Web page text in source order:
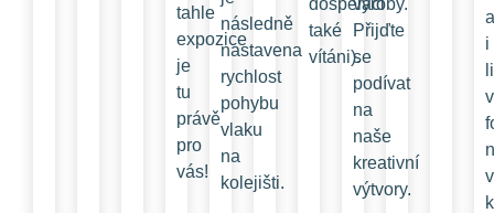
tahle
expozice
je
tu
právě
pro
vás!
následně
nastavena
rychlost
pohybu
vlaku
na
kolejišti.
dospěláci
také
vítáni).
výroby.
Přijďte
se
podívat
na
naše
kreativní
výtvory.
i